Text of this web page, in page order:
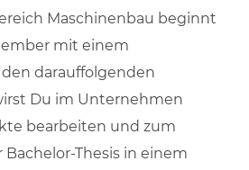
Maschinenbau beginnt
mit einem
darauffolgenden
Du im Unternehmen
bearbeiten und zum
Thesis in einem